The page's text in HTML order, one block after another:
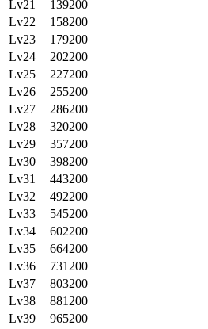
Lv21
139200
Lv22
158200
Lv23
179200
Lv24
202200
Lv25
227200
Lv26
255200
Lv27
286200
Lv28
320200
Lv29
357200
Lv30
398200
Lv31
443200
Lv32
492200
Lv33
545200
Lv34
602200
Lv35
664200
Lv36
731200
Lv37
803200
Lv38
881200
Lv39
965200